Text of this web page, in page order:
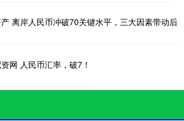
离岸人民币冲破70关键水平，三大因素带动后
网 人民币汇率，破7！